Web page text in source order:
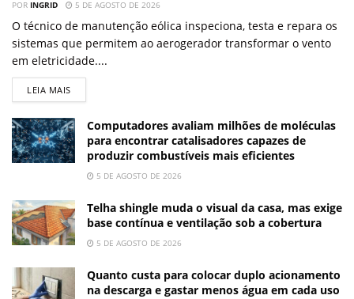
POR INGRID 5 DE AGOSTO DE 2026
O técnico de manutenção eólica inspeciona, testa e repara os
sistemas que permitem ao aerogerador transformar o vento
em eletricidade....
LEIA MAIS
Computadores avaliam milhões de moléculas
para encontrar catalisadores capazes de
produzir combustíveis mais eficientes
5 DE AGOSTO DE 2026
Telha shingle muda o visual da casa, mas exige
base contínua e ventilação sob a cobertura
5 DE AGOSTO DE 2026
Quanto custa para colocar duplo acionamento
na descarga e gastar menos água em cada uso